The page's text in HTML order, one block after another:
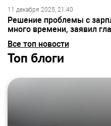
11 декабря 2025, 21:40
Решение проблемы с
много времени, заявил
Все топ новости
Топ блоги